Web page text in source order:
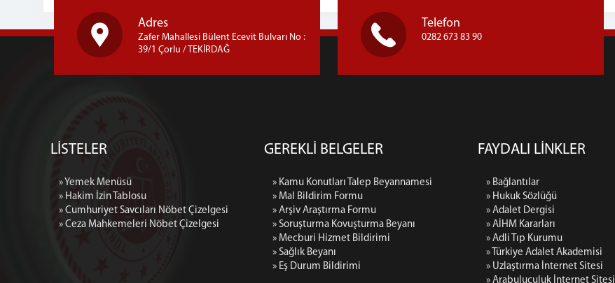
Adres
Zafer Mahallesi Bülent Ecevit Bulvarı No :
39/1 Çorlu / TEKİRDAĞ
Telefon
0282 673 83 90
LİSTELER
» Yemek Menüsü
» Hakim İzin Tablosu
» Cumhuriyet Savcıları Nöbet Çizelgesi
» Ceza Mahkemeleri Nöbet Çizelgesi
GEREKLİ BELGELER
» Kamu Konutları Talep Beyannamesi
» Mal Bildirim Formu
» Arşiv Araştırma Formu
» Soruşturma Kovuşturma Beyanı
» Mecburi Hizmet Bildirimi
» Sağlık Beyanı
» Eş Durum Bildirimi
FAYDALI LİNKLER
» Bağlantılar
» Hukuk Sözlüğü
» Adalet Dergisi
» AİHM Kararları
» Adli Tıp Kurumu
» Türkiye Adalet Akademisi
» Uzlaştırma İnternet Sitesi
» Arabuluculuk İnternet Sitesi